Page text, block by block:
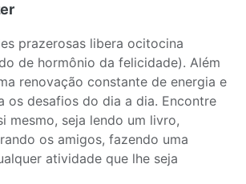
prazerosas libera ocitocina
de hormônio da felicidade). Além
renovação constante de energia e
os desafios do dia a dia. Encontre
mesmo, seja lendo um livro,
os amigos, fazendo uma
atividade que lhe seja